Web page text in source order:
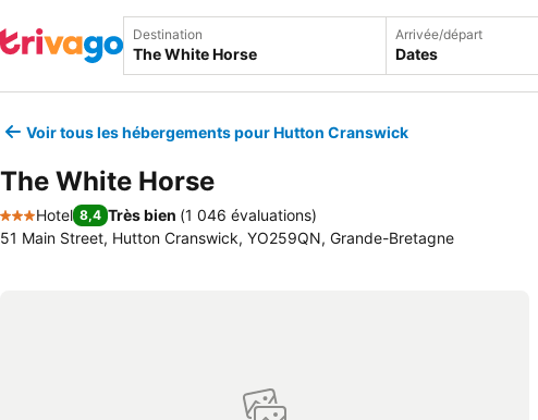
Destination Arrivée/départ
Dates
Voir tous les hébergements pour Hutton Cranswick
The White Horse
3 Étoiles
Hotel 8,4 Très bien (1 046 évaluations)
51 Main Street, Hutton Cranswick, YO259QN, Grande-Bretagne